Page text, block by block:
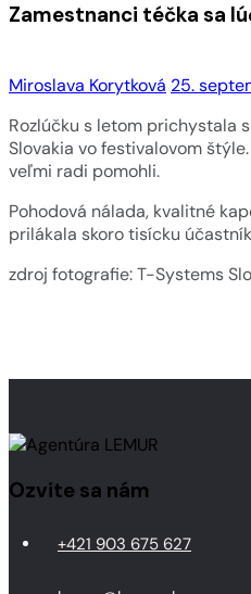
Miroslava Korytková 25.
Zamestnanci téčka sa
Rozlúčku s letom prichystala
Slovakia vo festivalovom
veľmi radi pomohli.
Pohodová nálada, kvalitné
prilákala skoro tisícku
zdroj fotografie: T-Systems
Ozvite sa nám
+421 903 675 627